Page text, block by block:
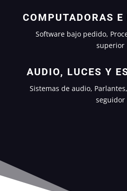
COMPUTADORAS
Software bajo pedido,
superior
AUDIO, LUCES Y
Sistemas de audio,
seguidor